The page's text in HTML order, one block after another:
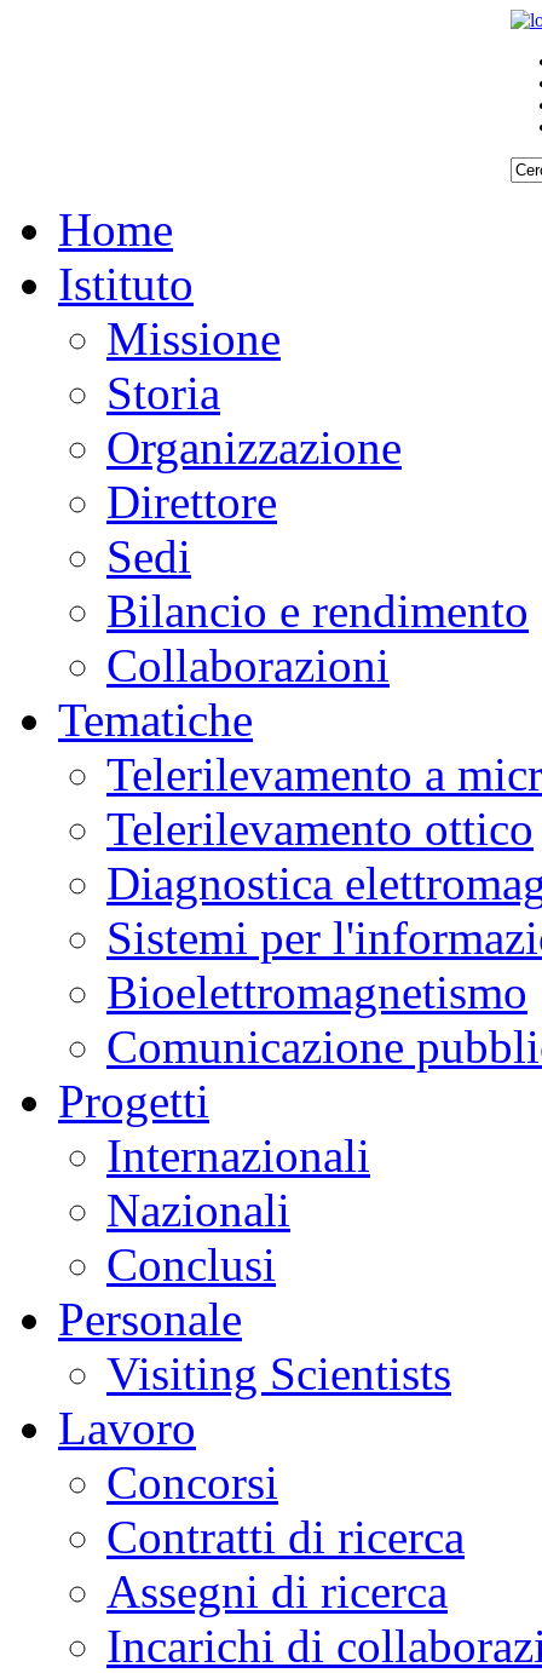
Home
Istituto
Missione
Storia
Organizzazione
Direttore
Sedi
Bilancio e rendimento
Collaborazioni
Tematiche
Telerilevamento a
Telerilevamento ottico
Diagnostica
Sistemi per
Bioelettromagnetismo
Comunicazione
Progetti
Internazionali
Nazionali
Conclusi
Personale
Visiting Scientists
Lavoro
Concorsi
Contratti di ricerca
Assegni di ricerca
Incarichi di